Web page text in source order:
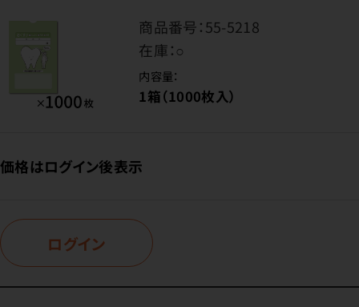
商品番号：55-5218
在庫：○
内容量：
1箱（1000枚入）
価格はログイン後表示
ログイン